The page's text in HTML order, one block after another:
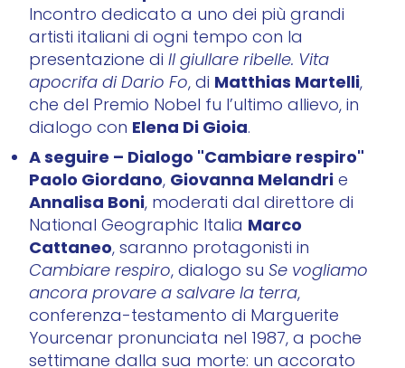
Incontro dedicato a uno dei più grandi
artisti italiani di ogni tempo con la
presentazione di Il giullare ribelle. Vita
apocrifa di Dario Fo, di Matthias Martelli,
che del Premio Nobel fu l’ultimo allievo, in
dialogo con Elena Di Gioia.
A seguire – Dialogo "Cambiare respiro"
Paolo Giordano, Giovanna Melandrie
Annalisa Boni, moderati dal direttore di
National Geographic Italia Marco
Cattaneo, saranno protagonisti in
Cambiare respiro, dialogo su Se vogliamo
ancora provare a salvare la terra,
conferenza-testamento di Marguerite
Yourcenar pronunciata nel 1987, a poche
settimane dalla sua morte: un accorato